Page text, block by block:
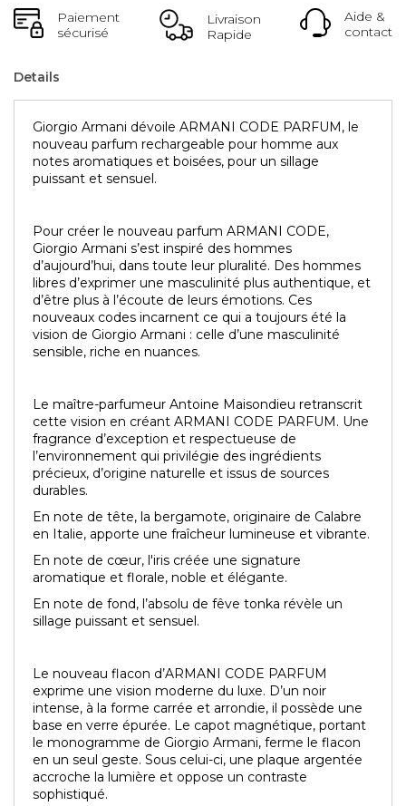
Paiement
sécurisé
Livraison
Rapide
Aide &
contact
Details
Giorgio Armani dévoile ARMANI CODE PARFUM, le
nouveau parfum rechargeable pour homme aux
notes aromatiques et boisées, pour un sillage
puissant et sensuel.
Pour créer le nouveau parfum ARMANI CODE,
Giorgio Armani s’est inspiré des hommes
d’aujourd’hui, dans toute leur pluralité. Des hommes
libres d’exprimer une masculinité plus authentique, et
d’être plus à l’écoute de leurs émotions. Ces
nouveaux codes incarnent ce qui a toujours été la
vision de Giorgio Armani : celle d’une masculinité
sensible, riche en nuances.
Le maître-parfumeur Antoine Maisondieu retranscrit
cette vision en créant ARMANI CODE PARFUM. Une
fragrance d’exception et respectueuse de
l’environnement qui privilégie des ingrédients
précieux, d’origine naturelle et issus de sources
durables.
En note de tête, la bergamote, originaire de Calabre
en Italie, apporte une fraîcheur lumineuse et vibrante.
En note de cœur, l'iris créée une signature
aromatique et florale, noble et élégante.
En note de fond, l’absolu de fêve tonka révèle un
sillage puissant et sensuel.
Le nouveau flacon d’ARMANI CODE PARFUM
exprime une vision moderne du luxe. D’un noir
intense, à la forme carrée et arrondie, il possède une
base en verre épurée. Le capot magnétique, portant
le monogramme de Giorgio Armani, ferme le flacon
en un seul geste. Sous celui-ci, une plaque argentée
accroche la lumière et oppose un contraste
sophistiqué.